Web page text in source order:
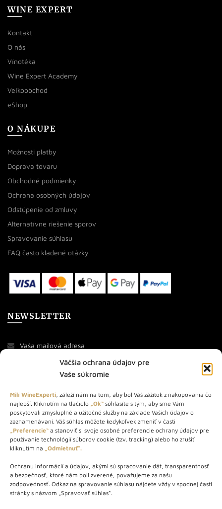
Väčšia ochrana údajov pre
Vaše súkromie
Milí WineExperti, záleží nám na tom, aby bol Váš zážitok z nakupovania čo
najlepší. Kliknutím na tlačidlo „Ok“ súhlasíte s tým, aby sme Vám
poskytovali zmysluplné a užitočné služby na základe Vašich údajov o
zaznamenávaní. Váš súhlas môžete kedykoľvek zmeniť v časti
„Preferencie“ a stanoviť si svoje osobné preferencie ochrany údajov pre
používanie technológií súborov cookie (tzv. tracking) alebo ho zrušiť
kliknutím na „Odmietnuť“.
Ochranu informácií a údajov, akými sú spracovanie dát, transparentnosť
a bezpečnosť, ktoré nám boli zverené, považujeme za našu
zodpovednosť. Odkaz na spravovanie súhlasu nájdete vždy v spodnej časti
stránky s názvom „Spravovať súhlas“.
WINE EXPERT
Kontakt
O nás
Vínotéka
Wine Expert Academy
Veľkoobchod
eShop
O NÁKUPE
Možnosti platby
Doprava tovaru
Obchodné podmienky
Ochrana osobných údajov
Odstúpenie od zmluvy
Alternatívne riešenie sporov
Spravovanie súhlasu
FAQ často kladené otázky
NEWSLETTER
O NÁS
STORE – obchod s vínom a destilátmi od roku 2010. Na našej
webovej stránke predávame viac ako 1000+ značkových
produktov.
Info tel.: +421 917 779 888
Vínotéka: +421 917 888 879
Vínotéka: Bratislavská 49/B, Bratislava 841 06